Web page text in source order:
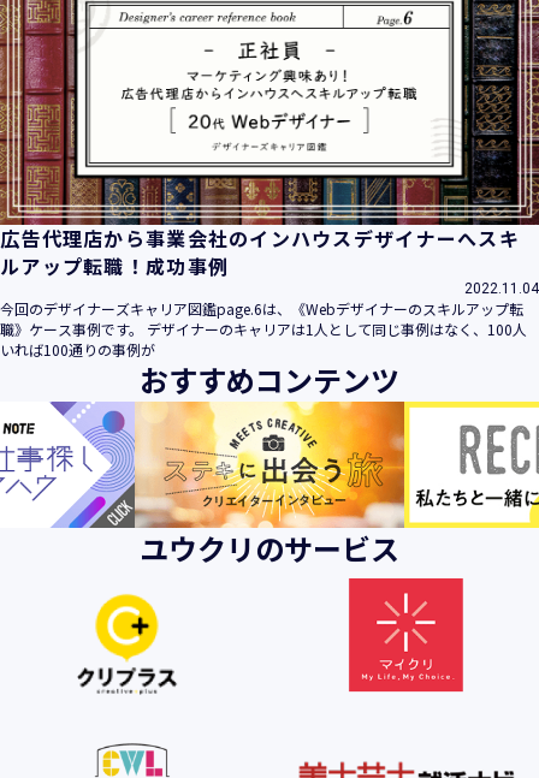
広告代理店から事業会社のインハウスデザイナーへスキ
ルアップ転職！成功事例
2022.11.04
今回のデザイナーズキャリア図鑑page.6は、《Webデザイナーのスキルアップ転
職》ケース事例です。 デザイナーのキャリアは1人として同じ事例はなく、100人
いれば100通りの事例が
おすすめコンテンツ
ユウクリのサービス